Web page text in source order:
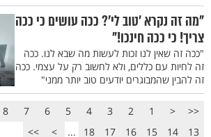
"מה זה נקרא 'טוב לי'? ככה עושים כי ככה
צריך! כי ככה חינכו!"
"ככה זה שאין לנו זכות לעשות מה שבא לנו. ככה
זה לחיות עם כללים, ולא לחשוב רק על עצמי. ככה
זה להבין שהמבוגרים יודעים טוב יותר ממני"
<<
<
1
2
3
4
5
6
7
8
13
14
15
16
17
18
...
>
>>